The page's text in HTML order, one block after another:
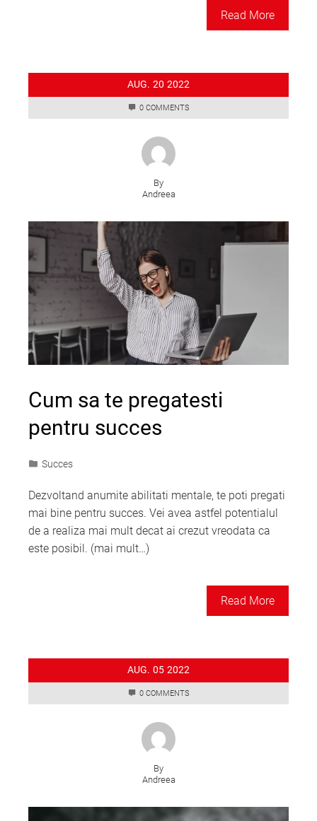
Read More
AUG. 20 2022
0 COMMENTS
By
Andreea
Cum sa te pregatesti
pentru succes
Succes
Dezvoltand anumite abilitati mentale, te poti pregati
mai bine pentru succes. Vei avea astfel potentialul
de a realiza mai mult decat ai crezut vreodata ca
este posibil. (mai mult…)
Read More
AUG. 05 2022
0 COMMENTS
By
Andreea